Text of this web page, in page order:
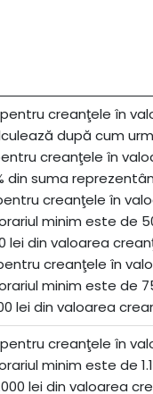
creanţele în
după cum
creanţele în
din suma
creanţele în
minim este de
lei din valoarea
creanţele în
minim este de
lei din valoarea
creanţele în
minim este de
lei din valoarea